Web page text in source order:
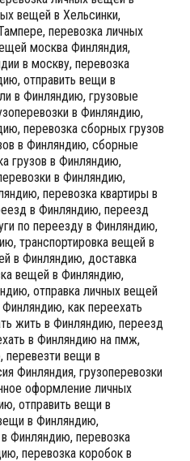
вещей в Хельсинки,
перевозка личных
москва Финляндия,
в москву, перевозка
отправить вещи в
в Финляндию, грузовые
в Финляндию,
перевозка сборных грузов
в Финляндию, сборные
грузов в Финляндию,
в Финляндию,
перевозка квартиры в
в Финляндию, переезд
по переезду в Финляндию,
транспортировка вещей в
в Финляндию, доставка
вещей в Финляндию,
отправка личных вещей
как переехать
жить в Финляндию, переезд
в Финляндию на пмж,
перевезти вещи в
Финляндия, грузоперевозки
оформление личных
отправить вещи в
в Финляндию,
Финляндию, перевозка
перевозка коробок в